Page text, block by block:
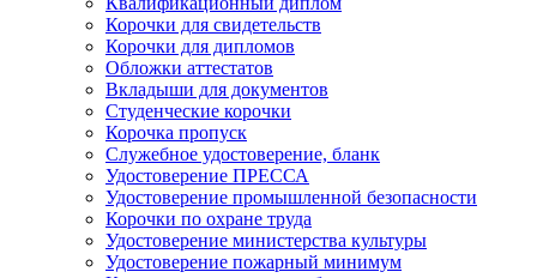
Корочки для свидетельств
Корочки для дипломов
Обложки аттестатов
Вкладыши для документов
Студенческие корочки
Корочка пропуск
Служебное удостоверение, бланк
Удостоверение ПРЕССА
Удостоверение промышленной безопасности
Корочки по охране труда
Удостоверение министерства культуры
Удостоверение пожарный минимум